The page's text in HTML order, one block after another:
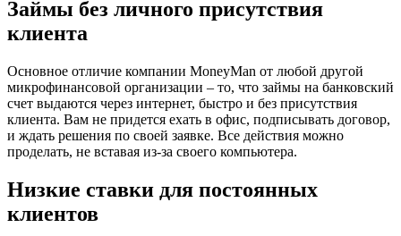
Займы без личного присутствия
клиента
Основное отличие компании MoneyMan от любой другой
микрофинансовой организации – то, что займы на банковский
счет выдаются через интернет, быстро и без присутствия
клиента. Вам не придется ехать в офис, подписывать договор,
и ждать решения по своей заявке. Все действия можно
проделать, не вставая из-за своего компьютера.
Низкие ставки для постоянных
клиентов